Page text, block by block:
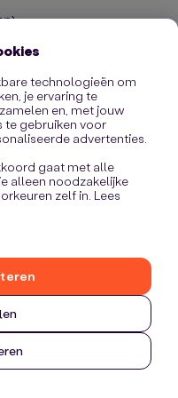
.
technologieën om
je ervaring te
en, met jouw
gebruiken voor
advertenties.
gaat met alle
alleen noodzakelijke
zelf in. Lees